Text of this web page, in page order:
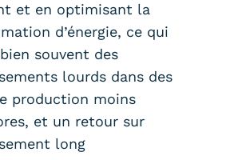
et en optimisant la
d’énergie, ce qui
souvent des
lourds dans des
production moins
et un retour sur
long